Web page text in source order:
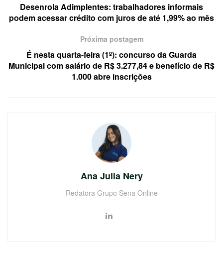
Desenrola Adimplentes: trabalhadores informais
podem acessar crédito com juros de até 1,99% ao mês
Próxima postagem
É nesta quarta-feira (1º): concurso da Guarda
Municipal com salário de R$ 3.277,84 e benefício de R$
1.000 abre inscrições
Ana Julia Nery
Redatora Grupo Sena Online